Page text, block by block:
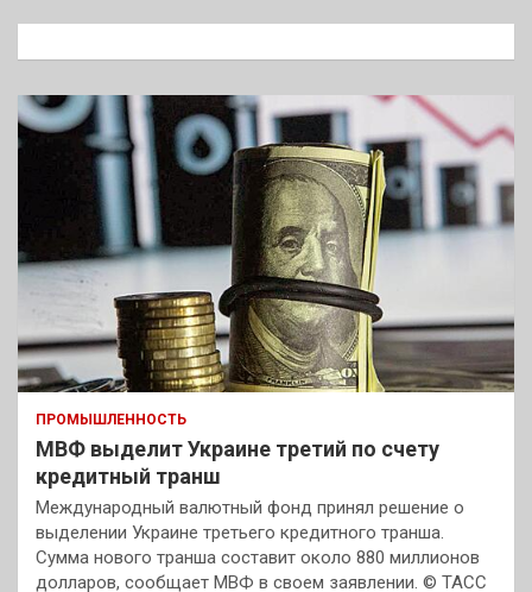
к
ПРОМЫШЛЕННОСТЬ
МВФ выделит Украине третий по счету
кредитный транш
Международный валютный фонд принял решение о
выделении Украине третьего кредитного транша.
Сумма нового транша составит около 880 миллионов
долларов, сообщает МВФ в своем заявлении. © ТАСС